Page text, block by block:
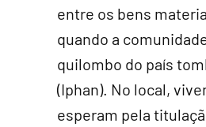
entre os bens
quando a
quilombo do país
(Iphan). No local,
esperam pela